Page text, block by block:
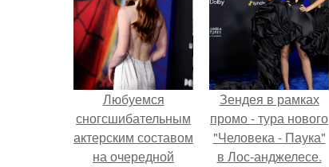
Любуемся
сногсшибательным
актерским составом
на очередной
Зендея в рамках
промо - тура нового
"Человека - Паука"
в Лос-анджелесе.